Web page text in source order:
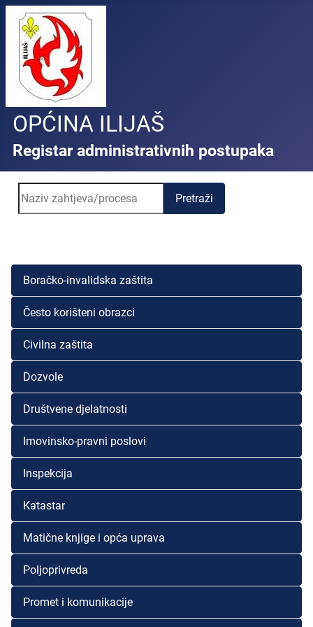
OPĆINA ILIJAŠ
Registar administrativnih postupaka
Boračko-invalidska zaštita
Često korišteni obrazci
Civilna zaštita
Dozvole
Društvene djelatnosti
Imovinsko-pravni poslovi
Inspekcija
Katastar
Matične knjige i opća uprava
Poljoprivreda
Promet i komunikacije
Pretraži